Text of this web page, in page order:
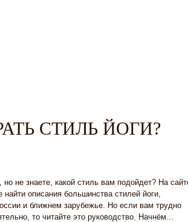
СТИЛЬ ЙОГИ?
но не знаете, какой стиль вам подойдет? На
описания большинства стилей йоги,
и ближнем зарубежье. Но если вам трудно
то читайте это руководство. Начнём...